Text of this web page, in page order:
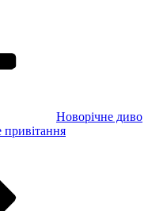
Новорічне диво
привітання